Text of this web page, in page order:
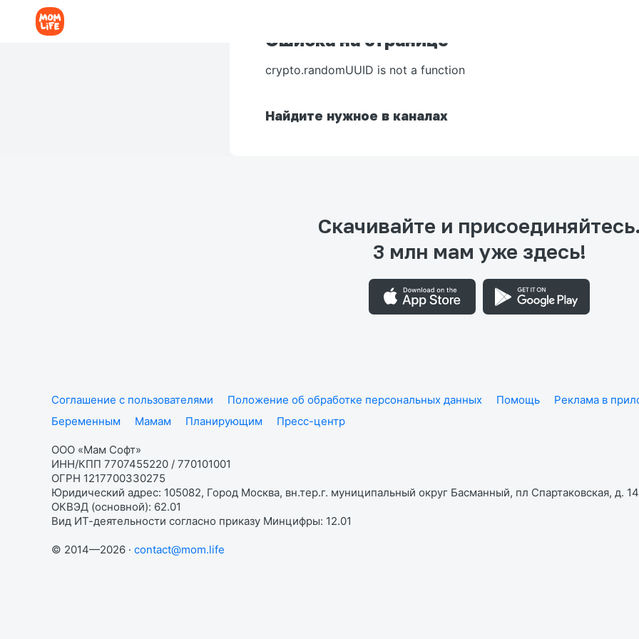
Ошибка на странице
crypto.randomUUID is not a function
Найдите нужное в каналах
Скачивайте и присоединяйтесь.
3 млн мам уже здесь!
Соглашение с пользователями Положение об обработке персональных данных Помощь Реклама в
Беременным
Мамам Планирующим Пресс-центр
ООО «Мам Софт»
ИНН/КПП 7707455220 / 770101001
ОГРН 1217700330275
Юридический адрес: 105082, Город Москва, вн.тер.г. муниципальный округ Басманный, пл Спартаковская, д.
ОКВЭД (основной): 62.01
Вид ИТ-деятельности согласно приказу Минцифры: 12.01
© 2014—2026 · contact@mom.life